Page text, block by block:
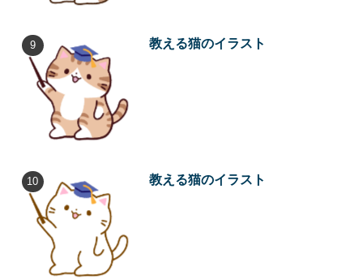
教える猫のイラスト
教える猫のイラスト